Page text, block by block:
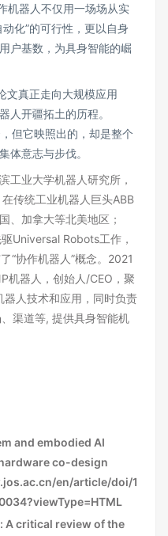
机器人不仅用一场场从实
化”的可行性，更以自身
户基数，为具身智能的崛
文真正走向大规模应用
人开疆拓土的历程。
但它映照出的，却是整个
体意志与步伐。
工业大学机器人研究所，
传统工业机器人巨头ABB
、加拿大等北美地区；
Universal Robots工作，
“协作机器人”概念。2021
机器人，创始人/CEO，聚
器人技术和应用，同时负责
渠道等, 提供具身智能机
and embodied AI
co-design
en/article/doi/1
A critical review of the